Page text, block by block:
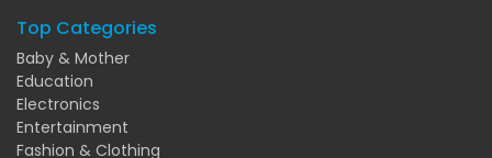
Top Categories
Baby & Mother
Education
Electronics
Entertainment
Fashion & Clothing